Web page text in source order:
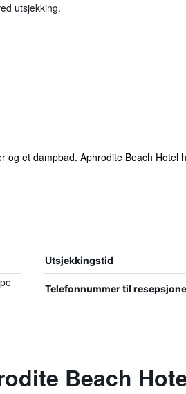
utsjekking.
et dampbad. Aphrodite Beach Hotel
Utsjekkingstid
Telefonnummer til
Beach